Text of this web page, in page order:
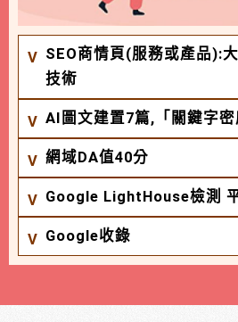
SEO商情頁(服務或產品):
技術
AI圖文建置7篇,「關鍵字
網域DA值40分
Google LightHouse檢測
Google收錄